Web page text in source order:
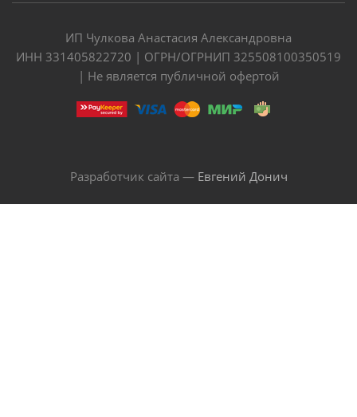
ИП Чулкова Анастасия Александровна
ИНН 331405822720 | ОГРН/ОГРНИП 325508100350519
| Не является публичной офертой
Разработчик сайта — Евгений Донич